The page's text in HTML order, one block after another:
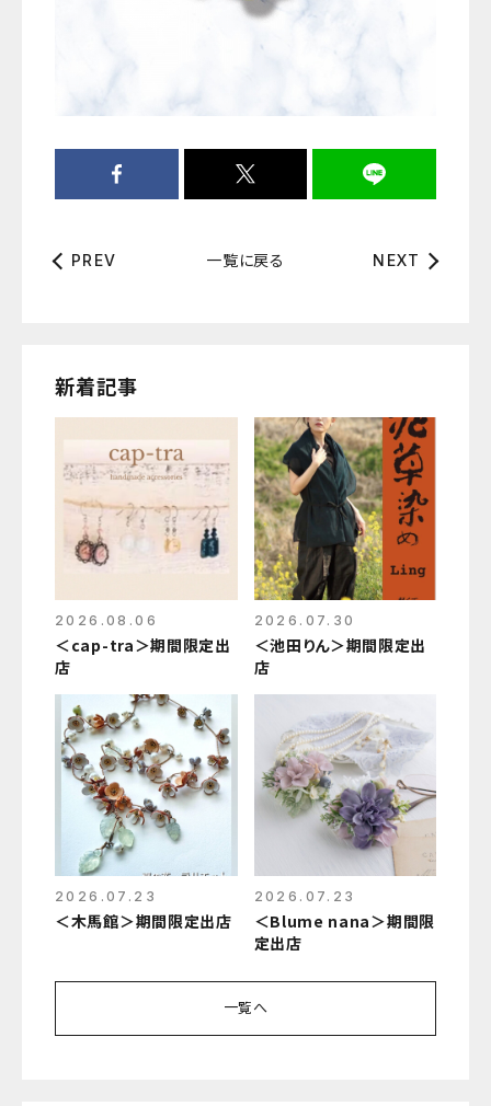
PREV 一覧に戻る NEXT
新着記事
2026.08.06
＜cap-tra＞期間限定出
店
2026.07.30
＜池田りん＞期間限定出
店
2026.07.23
＜木馬館＞期間限定出店
2026.07.23
＜Blume nana＞期間限
定出店
一覧へ